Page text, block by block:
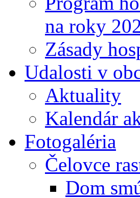
na roky
Zásady
Udalosti v
Aktuality
Kalendár
Fotogaléria
Čelovce
Dom